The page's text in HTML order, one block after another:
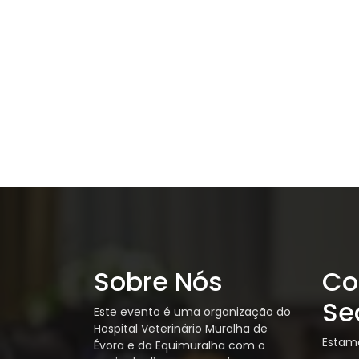
Sobre Nós
Este evento é uma organização do
Hospital Veterinário Muralha de
Évora e da Equimuralha com o